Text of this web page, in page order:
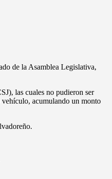
de la Asamblea Legislativa,
las cuales no pudieron ser
vehículo, acumulando un monto